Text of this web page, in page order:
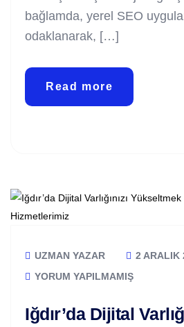
bağlamda, yerel SEO
odaklanarak, […]
Read more
UZMAN YAZAR
2 ARALIK
YORUM YAPILMAMIŞ
Iğdır’da Dijital